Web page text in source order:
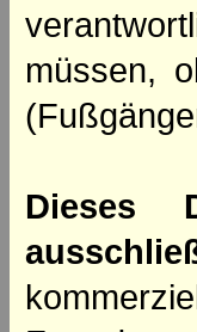
müssen,
Dieses